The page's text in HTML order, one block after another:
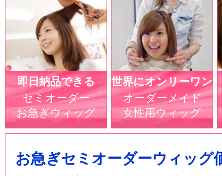
即日納品できる
セミオーダー
お急ぎウィッグ
世界にオンリーワン
オーダーメイド
女性用ウィッグ
お急ぎセミオーダーウィッグ